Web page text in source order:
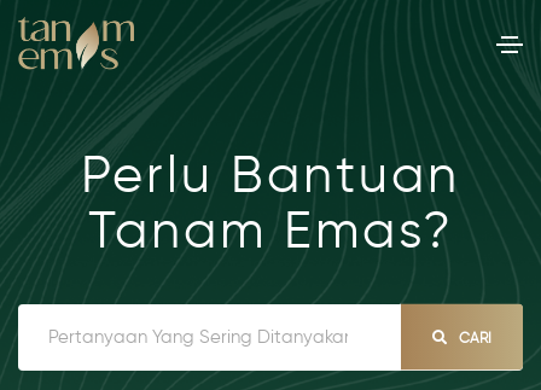
Perlu Bantuan
Tanam Emas?
CARI